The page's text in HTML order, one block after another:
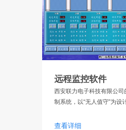
远程监控软件
西安联力电子科技有限公司
制系统，以“无人值守”为设
控制技术、计算机软硬件技
查看详细